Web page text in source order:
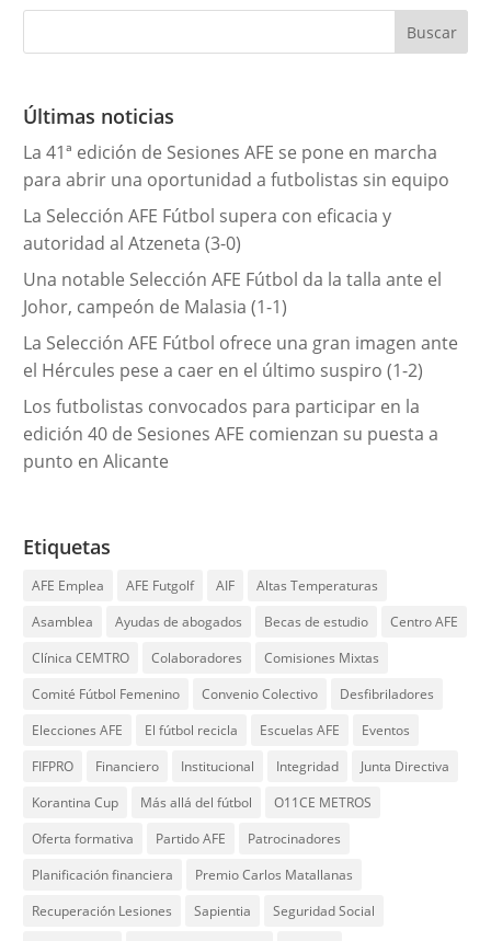
g
r
a
s
Últimas noticias
La 41ª edición de Sesiones AFE se pone en marcha
para abrir una oportunidad a futbolistas sin equipo
La Selección AFE Fútbol supera con eficacia y
autoridad al Atzeneta (3-0)
Una notable Selección AFE Fútbol da la talla ante el
Johor, campeón de Malasia (1-1)
La Selección AFE Fútbol ofrece una gran imagen ante
el Hércules pese a caer en el último suspiro (1-2)
Los futbolistas convocados para participar en la
edición 40 de Sesiones AFE comienzan su puesta a
punto en Alicante
Etiquetas
AFE Emplea AFE Futgolf AIF
Altas Temperaturas
Asamblea
Ayudas de abogados Becas de estudio
Centro AFE
Clínica CEMTRO
Colaboradores
Comisiones Mixtas
Comité Fútbol Femenino
Convenio Colectivo
Desfibriladores
Elecciones AFE
El fútbol recicla Escuelas AFE
Eventos
FIFPRO
Financiero Institucional Integridad
Junta Directiva
Korantina Cup
Más allá del fútbol
O11CE METROS
Oferta formativa
Partido AFE
Patrocinadores
Planificación financiera
Premio Carlos Matallanas
Recuperación Lesiones
Sapientia
Seguridad Social